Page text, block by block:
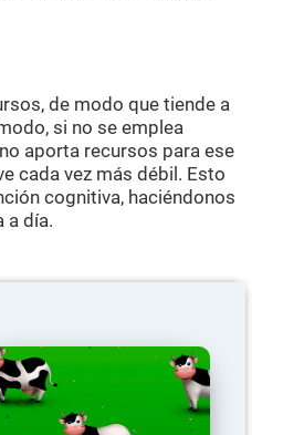
de modo que tiende a
si no se emplea
aporta recursos para ese
cada vez más débil. Esto
cognitiva, haciéndonos
a día.